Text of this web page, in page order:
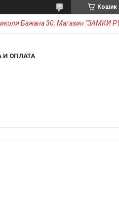
Кошик
Бажана 30, Магазин "ЗАМКИ
И ОПЛАТА